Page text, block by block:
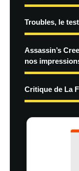
Troubles, le
Assassin’s
nos
Critique de La